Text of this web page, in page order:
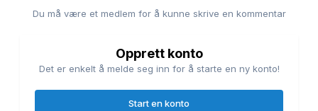
Du må være et medlem for å kunne skrive en kommentar
Opprett konto
Det er enkelt å melde seg inn for å starte en ny konto!
Start en konto